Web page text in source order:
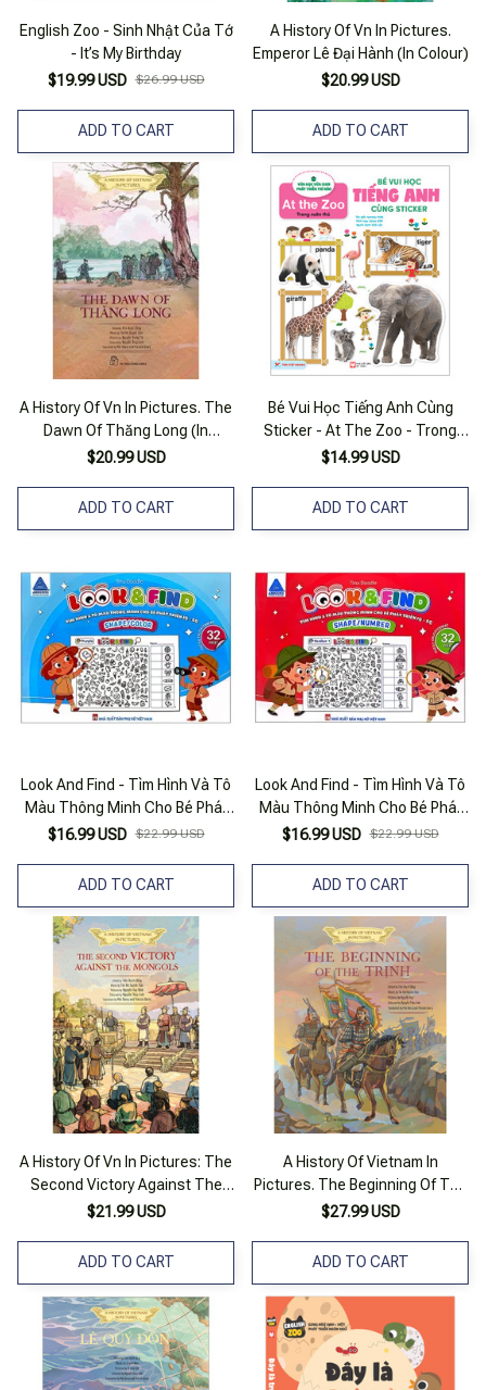
English Zoo - Sinh Nhật Của Tớ
- It’s My Birthday
$19.99 USD $26.99 USD
ADD TO CART
A History Of Vn In Pictures.
Emperor Lê Đại Hành (In Colour)
$20.99 USD
ADD TO CART
A History Of Vn In Pictures. The
Dawn Of Thăng Long (In
Colour)
$20.99 USD
ADD TO CART
Bé Vui Học Tiếng Anh Cùng
Sticker - At The Zoo - Trong
Vườn Thú
$14.99 USD
ADD TO CART
Look And Find - Tìm Hình Và Tô
Màu Thông Minh Cho Bé Phát
Triển IQ-EQ - Shape/Color
$16.99 USD $22.99 USD
ADD TO CART
Look And Find - Tìm Hình Và Tô
Màu Thông Minh Cho Bé Phát
Triển IQ-EQ - Shape/Number
$16.99 USD $22.99 USD
ADD TO CART
A History Of Vn In Pictures: The
Second Victory Against The
Mongols (In Colour)
$21.99 USD
ADD TO CART
A History Of Vietnam In
Pictures. The Beginning Of The
Trịnh (In Colour)
$27.99 USD
ADD TO CART